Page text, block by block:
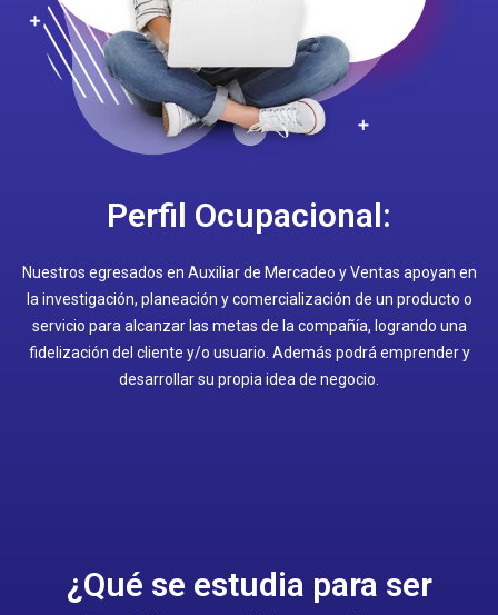
Perfil Ocupacional:
Nuestros egresados en Auxiliar de Mercadeo y Ventas apoyan en
la investigación, planeación y comercialización de un producto o
servicio para alcanzar las metas de la compañía, logrando una
fidelización del cliente y/o usuario. Además podrá emprender y
desarrollar su propia idea de negocio.
¿Qué se estudia para ser